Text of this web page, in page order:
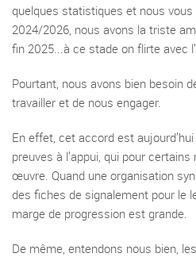
quelques statistiques et nous
2024/2026, nous avons la triste
fin 2025...à ce stade on flirte avec
Pourtant, nous avons bien besoin
travailler et de nous engager.
En effet, cet accord est
preuves à l’appui, qui pour
œuvre. Quand une organisation
des fiches de signalement pour le
marge de progression est grande.
De même, entendons nous bien,